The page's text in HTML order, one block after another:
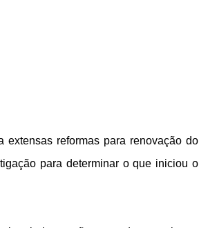
reformas para renovação do
para determinar o que iniciou o